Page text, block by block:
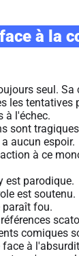
à la
seul.
les tentatives
à l'échec.
sont
aucun espoir.
à ce
est parodique.
est soutenu.
paraît fou.
comiques
à